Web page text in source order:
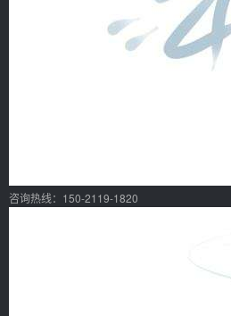
咨询热线：150-2119-1820